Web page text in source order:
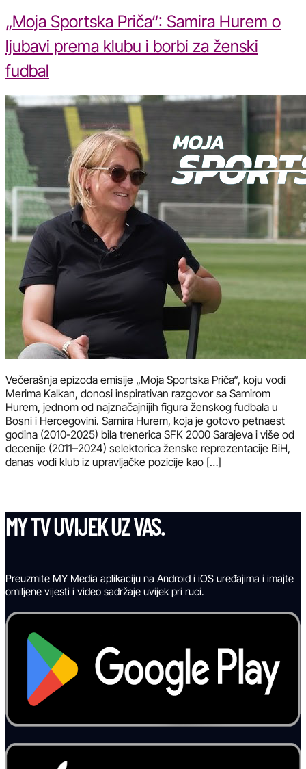
„Moja Sportska Priča“: Samira Hurem o
ljubavi prema klubu i borbi za ženski
fudbal
Večerašnja epizoda emisije „Moja Sportska Priča“, koju vodi
Merima Kalkan, donosi inspirativan razgovor sa Samirom
Hurem, jednom od najznačajnijih figura ženskog fudbala u
Bosni i Hercegovini. Samira Hurem, koja je gotovo petnaest
godina (2010-2025) bila trenerica SFK 2000 Sarajeva i više od
decenije (2011–2024) selektorica ženske reprezentacije BiH,
danas vodi klub iz upravljačke pozicije kao […]
MY TV UVIJEK UZ VAS.
Preuzmite MY Media aplikaciju na Android i iOS uređajima i imajte
omiljene vijesti i video sadržaje uvijek pri ruci.